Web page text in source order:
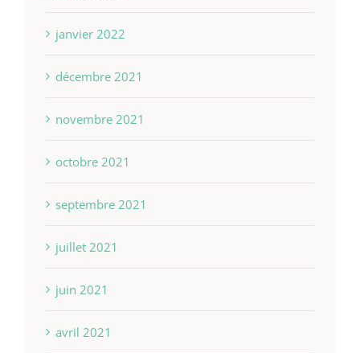
janvier 2022
décembre 2021
novembre 2021
octobre 2021
septembre 2021
juillet 2021
juin 2021
avril 2021